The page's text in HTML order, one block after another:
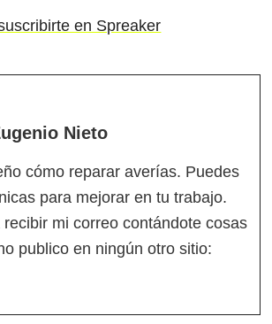
en Spreaker
Nieto
cómo reparar averías. Puedes
para mejorar en tu trabajo.
mi correo contándote cosas
publico en ningún otro sitio: